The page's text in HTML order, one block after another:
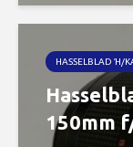
HASSELBLAD Ή/
150mm